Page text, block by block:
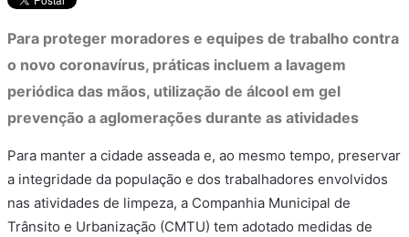
Para proteger moradores e equipes de trabalho contra
o novo coronavírus, práticas incluem a lavagem
periódica das mãos, utilização de álcool em gel
prevenção a aglomerações durante as atividades
Para manter a cidade asseada e, ao mesmo tempo, preservar
a integridade da população e dos trabalhadores envolvidos
nas atividades de limpeza, a Companhia Municipal de
Trânsito e Urbanização (CMTU) tem adotado medidas de